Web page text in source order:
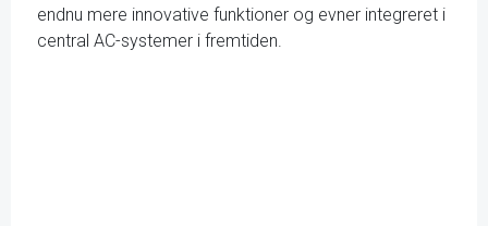
endnu mere innovative funktioner og evner integreret i
central AC-systemer i fremtiden.